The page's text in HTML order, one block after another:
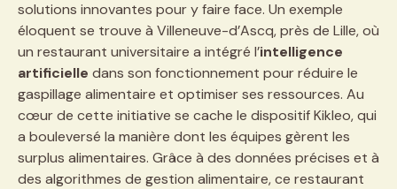
solutions innovantes pour y faire face. Un exemple
éloquent se trouve à Villeneuve-d’Ascq, près de Lille, où
un restaurant universitaire a intégré l’intelligence
artificielle dans son fonctionnement pour réduire le
gaspillage alimentaire et optimiser ses ressources. Au
cœur de cette initiative se cache le dispositif Kikleo, qui
a bouleversé la manière dont les équipes gèrent les
surplus alimentaires. Grâce à des données précises et à
des algorithmes de gestion alimentaire, ce restaurant